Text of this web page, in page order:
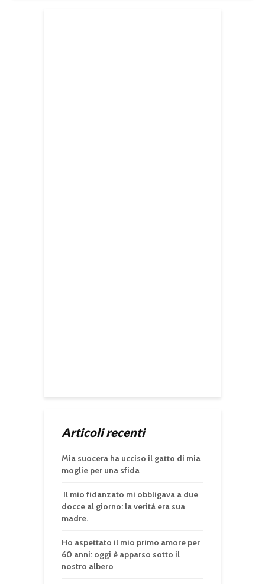
Articoli recenti
Mia suocera ha ucciso il gatto di mia
moglie per una sfida
Il mio fidanzato mi obbligava a due
docce al giorno: la verità era sua
madre.
Ho aspettato il mio primo amore per
60 anni: oggi è apparso sotto il
nostro albero